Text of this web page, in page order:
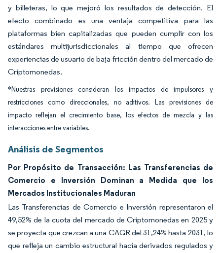
y billeteras, lo que mejoró los resultados de detección. El
efecto combinado es una ventaja competitiva para las
plataformas bien capitalizadas que pueden cumplir con los
estándares multijurisdiccionales al tiempo que ofrecen
experiencias de usuario de baja fricción dentro del mercado de
Criptomonedas.
*Nuestras previsiones consideran los impactos de impulsores y
restricciones como direccionales, no aditivos. Las previsiones de
impacto reflejan el crecimiento base, los efectos de mezcla y las
interacciones entre variables.
Análisis de Segmentos
Por Propósito de Transacción: Las Transferencias de
Comercio e Inversión Dominan a Medida que los
Mercados Institucionales Maduran
Las Transferencias de Comercio e Inversión representaron el
49,52% de la cuota del mercado de Criptomonedas en 2025 y
se proyecta que crezcan a una CAGR del 31,24% hasta 2031, lo
que refleja un cambio estructural hacia derivados regulados y